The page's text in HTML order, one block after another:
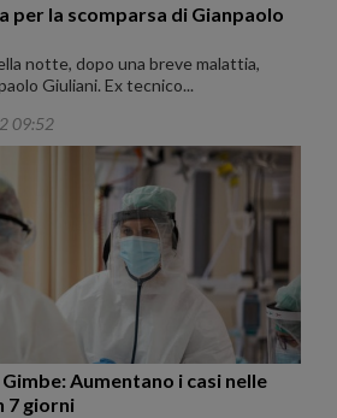
per la scomparsa di Gianpaolo
notte, dopo una breve malattia,
Giuliani. Ex tecnico...
09:52
Aumentano i casi nelle
7 giorni